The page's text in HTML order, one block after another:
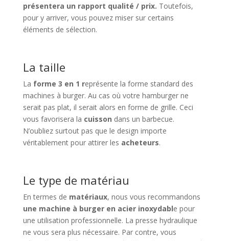
présentera un rapport qualité / prix. Toutefois,
pour y arriver, vous pouvez miser sur certains
éléments de sélection.
La taille
La forme 3 en 1 représente la forme standard des
machines à burger. Au cas où votre hamburger ne
serait pas plat, il serait alors en forme de grille. Ceci
vous favorisera la cuisson dans un barbecue.
N’oubliez surtout pas que le design importe
véritablement pour attirer les acheteurs.
Le type de matériau
En termes de matériaux, nous vous recommandons
une machine à burger en acier inoxydable pour
une utilisation professionnelle. La presse hydraulique
ne vous sera plus nécessaire. Par contre, vous